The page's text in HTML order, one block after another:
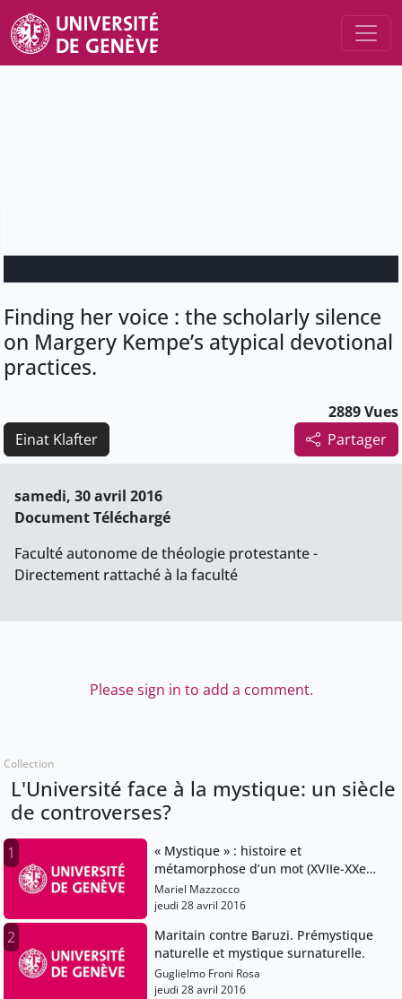
Finding her voice : the scholarly silence
on Margery Kempe’s atypical devotional
practices.
2889 Vues
Partager
Einat Klafter
samedi, 30 avril 2016
Document Téléchargé
Faculté autonome de théologie protestante -
Directement rattaché à la faculté
Please sign in to add a comment.
Collection
L'Université face à la mystique: un siècle
de controverses?
1
« Mystique » : histoire et
métamorphose d’un mot (XVIIe-XXe
siècles).
Mariel Mazzocco
jeudi 28 avril 2016
2
Maritain contre Baruzi. Prémystique
naturelle et mystique surnaturelle.
Guglielmo Froni Rosa
jeudi 28 avril 2016